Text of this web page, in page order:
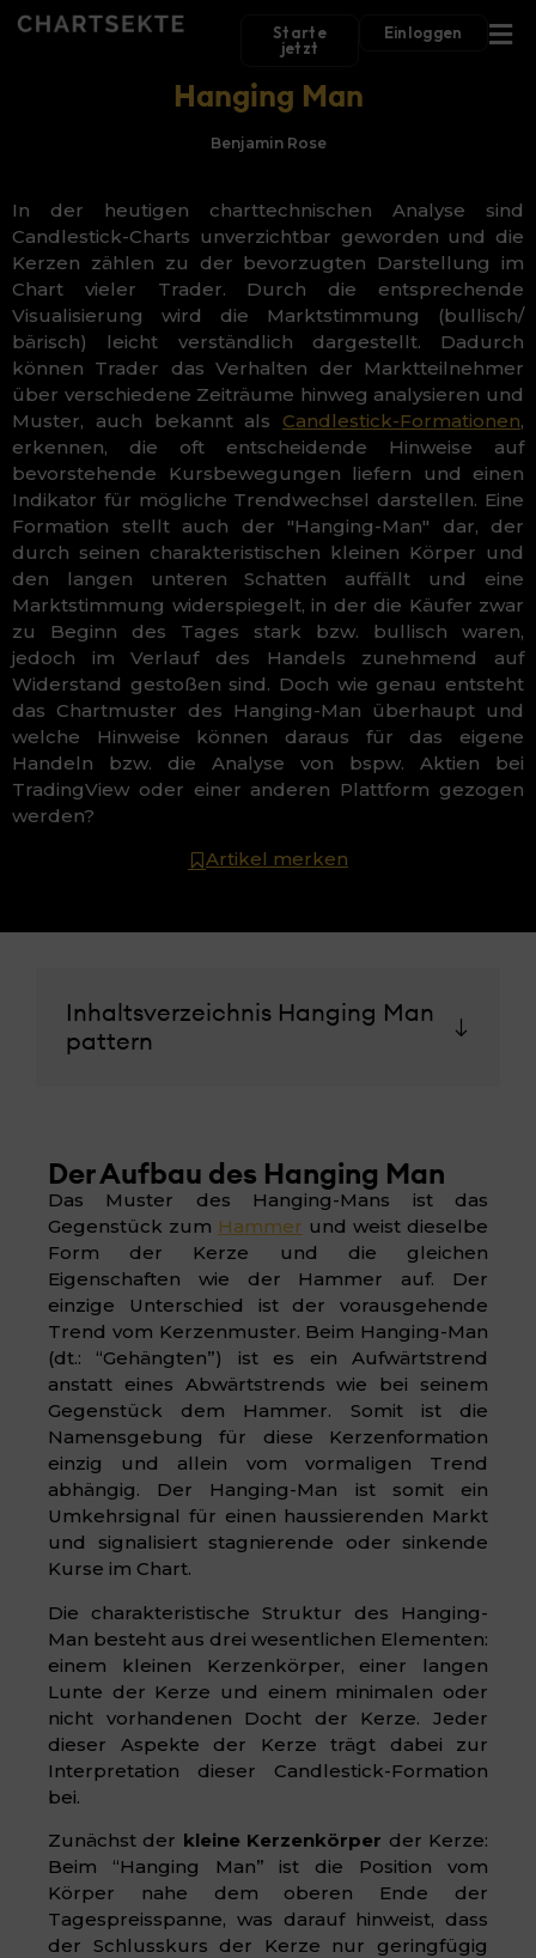
Starte
jetzt
Einloggen
Hanging Man
Benjamin Rose
In der heutigen charttechnischen Analyse sind
Candlestick-Charts unverzichtbar geworden und die
Kerzen zählen zu der bevorzugten Darstellung im
Chart vieler Trader. Durch die entsprechende
Visualisierung wird die Marktstimmung (bullisch/
bärisch) leicht verständlich dargestellt. Dadurch
können Trader das Verhalten der Marktteilnehmer
über verschiedene Zeiträume hinweg analysieren und
Muster, auch bekannt als Candlestick-Formationen,
erkennen, die oft entscheidende Hinweise auf
bevorstehende Kursbewegungen liefern und einen
Indikator für mögliche Trendwechsel darstellen. Eine
Formation stellt auch der "Hanging-Man" dar, der
durch seinen charakteristischen kleinen Körper und
den langen unteren Schatten auffällt und eine
Marktstimmung widerspiegelt, in der die Käufer zwar
zu Beginn des Tages stark bzw. bullisch waren,
jedoch im Verlauf des Handels zunehmend auf
Widerstand gestoßen sind. Doch wie genau entsteht
das Chartmuster des Hanging-Man überhaupt und
welche Hinweise können daraus für das eigene
Handeln bzw. die Analyse von bspw. Aktien bei
TradingView oder einer anderen Plattform gezogen
werden?
Artikel merken
Inhaltsverzeichnis Hanging Man
pattern
Der Aufbau des Hanging Man
Das Muster des Hanging-Mans ist das
Gegenstück zum Hammer und weist dieselbe
Form der Kerze und die gleichen
Eigenschaften wie der Hammer auf. Der
einzige Unterschied ist der vorausgehende
Trend vom Kerzenmuster. Beim Hanging-Man
(dt.: “Gehängten”) ist es ein Aufwärtstrend
anstatt eines Abwärtstrends wie bei seinem
Gegenstück dem Hammer. Somit ist die
Namensgebung für diese Kerzenformation
einzig und allein vom vormaligen Trend
abhängig. Der Hanging-Man ist somit ein
Umkehrsignal für einen haussierenden Markt
und signalisiert stagnierende oder sinkende
Kurse im Chart.
Die charakteristische Struktur des Hanging-
Man besteht aus drei wesentlichen Elementen:
einem kleinen Kerzenkörper, einer langen
Lunte der Kerze und einem minimalen oder
nicht vorhandenen Docht der Kerze. Jeder
dieser Aspekte der Kerze trägt dabei zur
Interpretation dieser Candlestick-Formation
bei.
Zunächst der kleine Kerzenkörper der Kerze:
Beim “Hanging Man” ist die Position vom
Körper nahe dem oberen Ende der
Tagespreisspanne, was darauf hinweist, dass
der Schlusskurs der Kerze nur geringfügig